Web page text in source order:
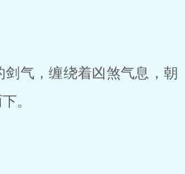
气，缠绕着凶煞气息，朝
。